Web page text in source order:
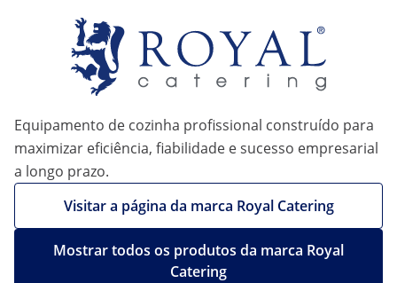
Equipamento de cozinha profissional construído para
maximizar eficiência, fiabilidade e sucesso empresarial
a longo prazo.
Visitar a página da marca Royal Catering
Mostrar todos os produtos da marca Royal
Catering